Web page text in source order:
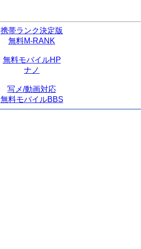
携帯ランク決定版
無料M-RANK
無料モバイルHP
ナノ
写メ/動画対応
無料モバイルBBS